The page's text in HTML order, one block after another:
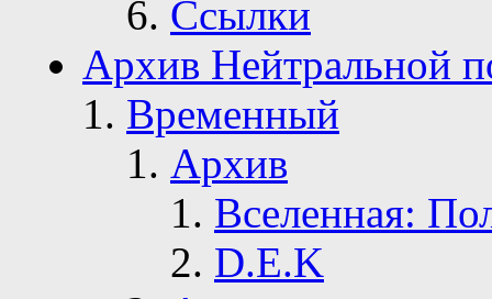
Ссылки
Архив Нейтральной
Временный
Архив
Вселенная:
D.E.K